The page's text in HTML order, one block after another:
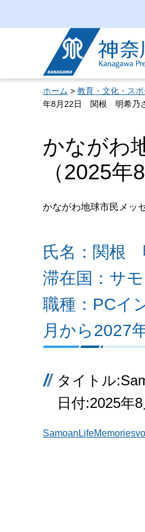
神奈川県
ホーム > 教育・文化・ス
年8月22日 関根 明希乃さ
かながわ
（2025
かながわ地球市民メッ
氏名：関根
滞在国：サ
職種：PCイ
月から2027
タイトル
日付:2025年8